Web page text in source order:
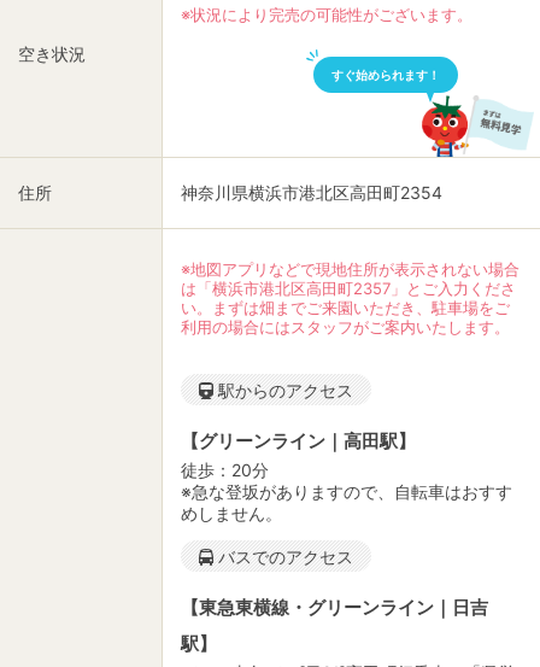
空き状況
※状況により完売の可能性がございます。
すぐ始められます！
住所 神奈川県横浜市港北区高田町2354
※地図アプリなどで現地住所が表示されない場合
は「横浜市港北区高田町2357」とご入力くださ
い。まずは畑までご来園いただき、駐車場をご
利用の場合にはスタッフがご案内いたします。
駅からのアクセス
【グリーンライン｜高田駅】
徒歩：20分
※急な登坂がありますので、自転車はおすす
めしません。
バスでのアクセス
【東急東横線・グリーンライン｜日吉
駅】